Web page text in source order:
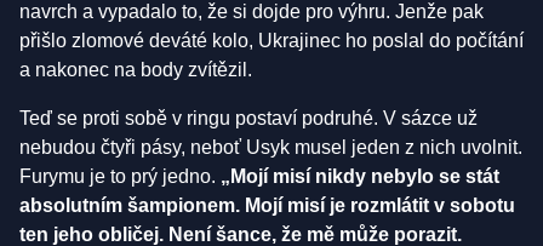
navrch a vypadalo to, že si dojde pro výhru. Jenže pak
přišlo zlomové deváté kolo, Ukrajinec ho poslal do počítání
a nakonec na body zvítězil.
Teď se proti sobě v ringu postaví podruhé. V sázce už
nebudou čtyři pásy, neboť Usyk musel jeden z nich uvolnit.
Furymu je to prý jedno. „Mojí misí nikdy nebylo se stát
absolutním šampionem. Mojí misí je rozmlátit v sobotu
ten jeho obličej. Není šance, že mě může porazit.